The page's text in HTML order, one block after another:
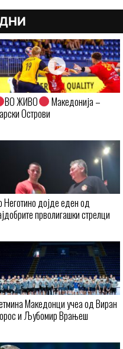
ВО ЖИВО
Македонија –
Острови
Неготино дојде еден од
прволигашки стрелци
Македонци учеа од Виран
и Љубомир Врањеш